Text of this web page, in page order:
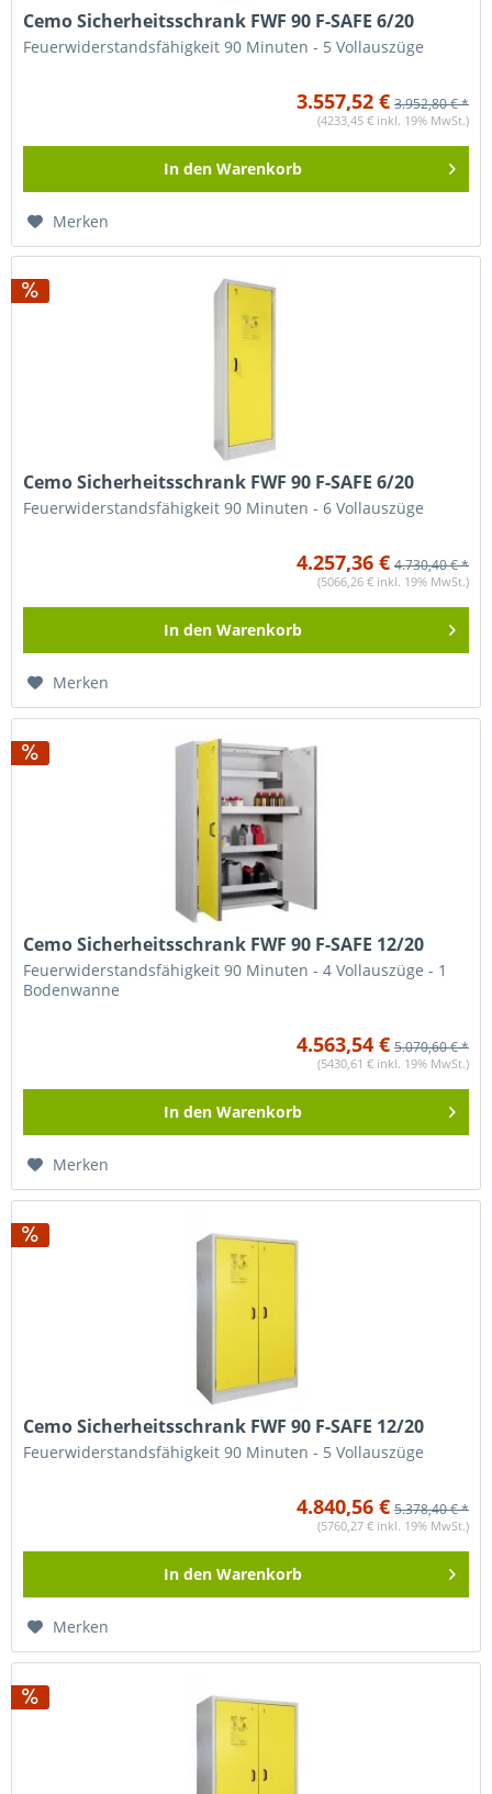
Cemo Sicherheitsschrank FWF 90 F-SAFE 6/20
Feuerwiderstandsfähigkeit 90 Minuten - 5 Vollauszüge
3.557,52 € 3.952,80 € *
(4233,45 € inkl. 19% MwSt.)
In den Warenkorb
Merken
Cemo Sicherheitsschrank FWF 90 F-SAFE 6/20
Feuerwiderstandsfähigkeit 90 Minuten - 6 Vollauszüge
4.257,36 € 4.730,40 € *
(5066,26 € inkl. 19% MwSt.)
In den Warenkorb
Merken
Cemo Sicherheitsschrank FWF 90 F-SAFE 12/20
Feuerwiderstandsfähigkeit 90 Minuten - 4 Vollauszüge - 1
Bodenwanne
4.563,54 € 5.070,60 € *
(5430,61 € inkl. 19% MwSt.)
In den Warenkorb
Merken
Cemo Sicherheitsschrank FWF 90 F-SAFE 12/20
Feuerwiderstandsfähigkeit 90 Minuten - 5 Vollauszüge
4.840,56 € 5.378,40 € *
(5760,27 € inkl. 19% MwSt.)
In den Warenkorb
Merken